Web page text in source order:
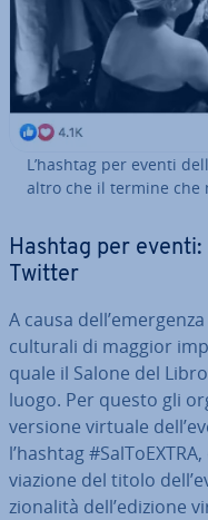
L’hashtag per eventi
altro che il termine che
Hashtag per
Twitter
A causa
culturali di maggior
quale il Salone del
luogo. Per questo gli
versione virtuale
l’hashtag
via­zio­ne del titolo
zio­na­li­tà dell’edizione